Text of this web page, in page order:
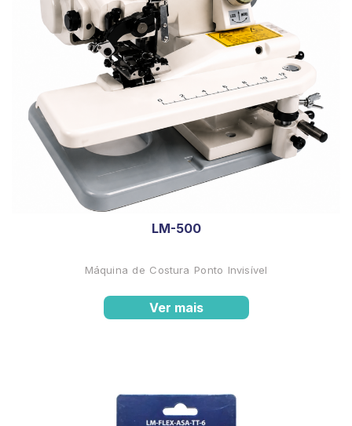
LM-500
Máquina de Costura Ponto Invisível
Ver mais